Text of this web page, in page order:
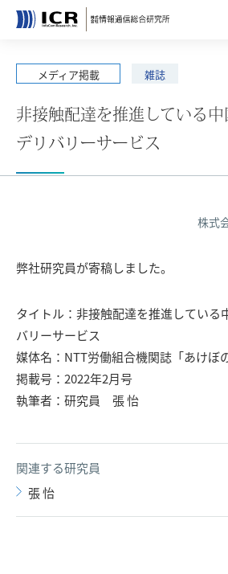
メディア掲載 雑誌
非接触配達を推進している
デリバリーサービス
株式
弊社研究員が寄稿しました。
タイトル：非接触配達を推進している
バリーサービス
媒体名：NTT労働組合機関誌「あけぼ
掲載号：2022年2月号
執筆者：研究員 張 怡
関連する研究員
張 怡